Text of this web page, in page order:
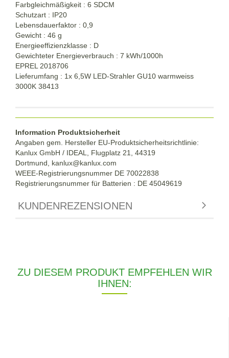
Farbgleichmäßigkeit : 6 SDCM
Schutzart : IP20
Lebensdauerfaktor : 0,9
Gewicht : 46 g
Energieeffizienzklasse : D
Gewichteter Energieverbrauch : 7 kWh/1000h
EPREL 2018706
Lieferumfang : 1x 6,5W LED-Strahler GU10 warmweiss
3000K 38413
Information Produktsicherheit
Angaben gem. Hersteller EU-Produktsicherheitsrichtlinie:
Kanlux GmbH / IDEAL, Flugplatz 21, 44319
Dortmund, kanlux@kanlux.com
WEEE-Registrierungsnummer DE 70022838
Registrierungsnummer für Batterien : DE 45049619
KUNDENREZENSIONEN
ZU DIESEM PRODUKT EMPFEHLEN WIR
IHNEN: